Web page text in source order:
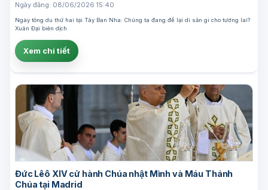
Ngày đăng: 08/06/2026 15:40
Ngày tông du thứ hai tại Tây Ban Nha: Chúng ta đang để lại di sản gì cho tương lai?
Xuân Đại biên dịch
Xem chi tiết
Đức Lêô XIV cử hành Chúa nhật Mình và Máu Thánh
Chúa tại Madrid